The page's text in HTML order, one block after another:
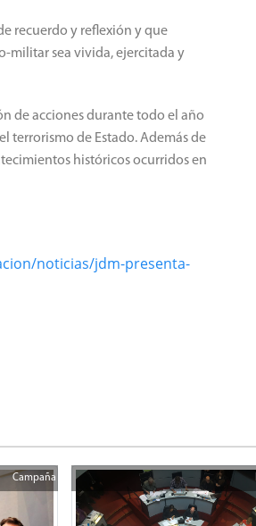
recuerdo y reflexión y que
militar sea vivida, ejercitada y
de acciones durante todo el año
terrorismo de Estado. Además de
históricos ocurridos en
noticias/jdm-presenta-
Campaña